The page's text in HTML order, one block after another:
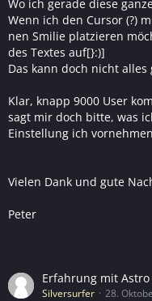
Wo ich gerade diese
Wenn ich den Cursor (?)
nen Smilie platzieren
des Textes auf[}:)]
Das kann doch nicht alles
Klar, knapp 9000 User
sagt mir doch bitte, was
Einstellung ich
Vielen Dank und gute
Peter
Erfahrung mit Astro
Silversurfer 28.